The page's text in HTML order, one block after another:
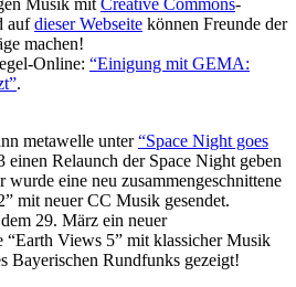
Musik mit Creative Commons-
aufdieser Webseite können Freunde der
machen!
Online: “Einigung mit GEMA:
.
metawelle unter“Space Night goes
einen Relaunch der Space Night geben
eine neu zusammengeschnittene
mit neuer CC Musik gesendet.
29. März ein neuer
“Earth Views 5” mit klassicher Musik
Bayerischen Rundfunks gezeigt!